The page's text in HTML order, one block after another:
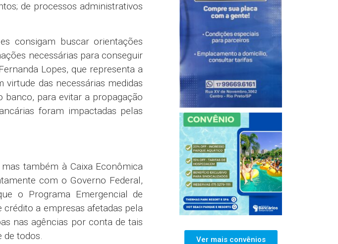
de processos administrativos
consigam buscar orientações
necessárias para conseguir
Lopes, que representa a
das necessárias medidas
para evitar a propagação
foram impactadas pelas
também à Caixa Econômica
com o Governo Federal,
o Programa Emergencial de
a empresas afetadas pela
nas agências por conta de tais
de todos.
Ver mais convênios